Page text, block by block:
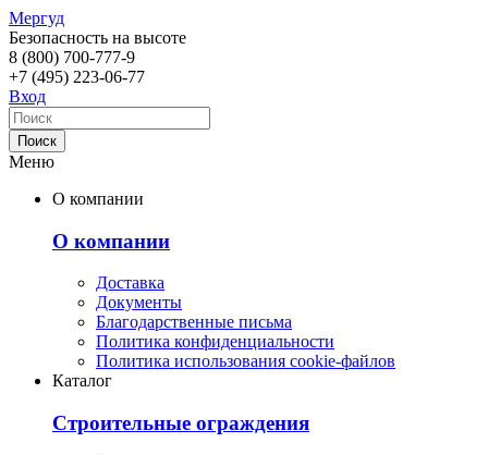
Мергуд
Безопасность на высоте
8 (800) 700-777-9
+7 (495) 223-06-77
Вход
Меню
О компании
О компании
Доставка
Документы
Благодарственные письма
Политика конфиденциальности
Политика использования cookie-файлов
Каталог
Строительные ограждения